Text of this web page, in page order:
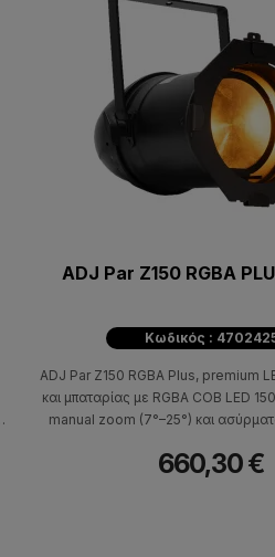
ADJ Par Z150 RGBA
Κωδικός :
ADJ Par Z150 RGBA Plus, premium
και μπαταρίας με RGBA COB LED
manual zoom (7°–25°) και
660,30 €